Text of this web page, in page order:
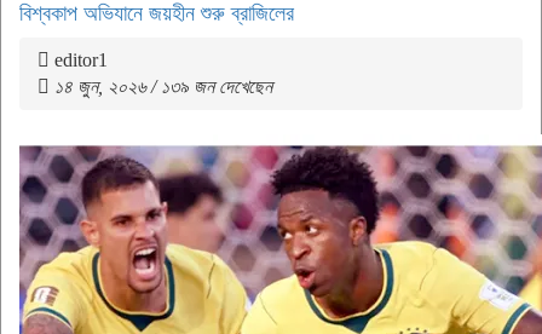
বিশ্বকাপ অভিযানে জয়হীন শুরু ব্রাজিলের
editor1
১৪ জুন, ২০২৬ / ১৩৯ জন দেখেছেন